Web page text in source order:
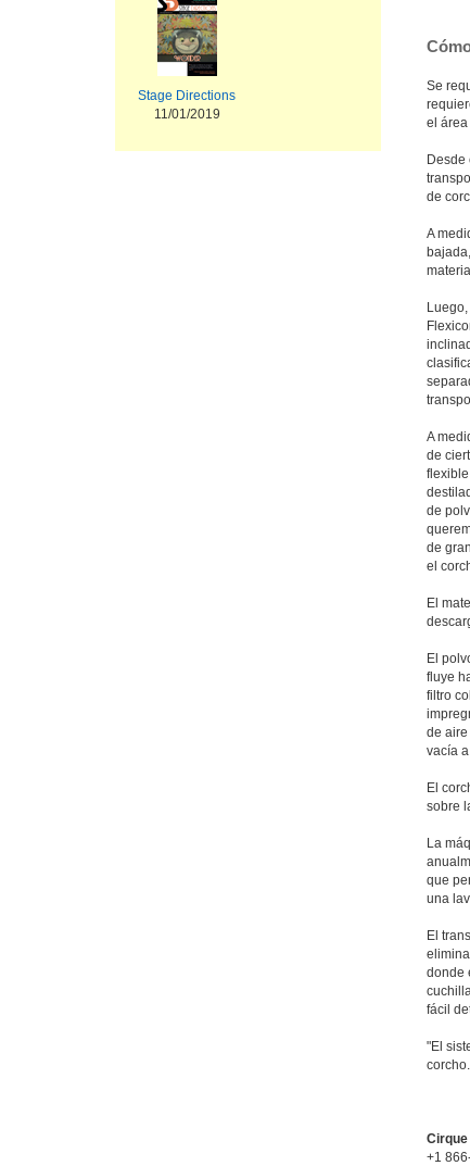
Stage Directions
11/01/2019
Se
el
Desde
de
A
A
de
de
de
el
El
El
fluye
filtro
de
vacía
El
sobre
La
que
una
El
donde
fácil
"El
Cirque
+1